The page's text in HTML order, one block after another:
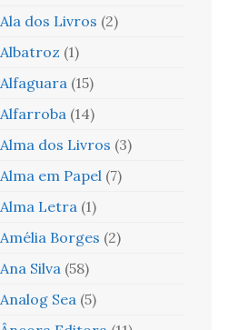
Ala dos Livros (2)
Albatroz (1)
Alfaguara (15)
Alfarroba (14)
Alma dos Livros (3)
Alma em Papel (7)
Alma Letra (1)
Amélia Borges (2)
Ana Silva (58)
Analog Sea (5)